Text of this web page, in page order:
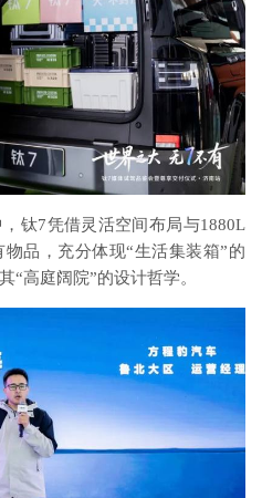
钛7凭借灵活空间布局与1880L
品，充分体现“生活集装箱”的
“高庭阔院”的设计哲学。